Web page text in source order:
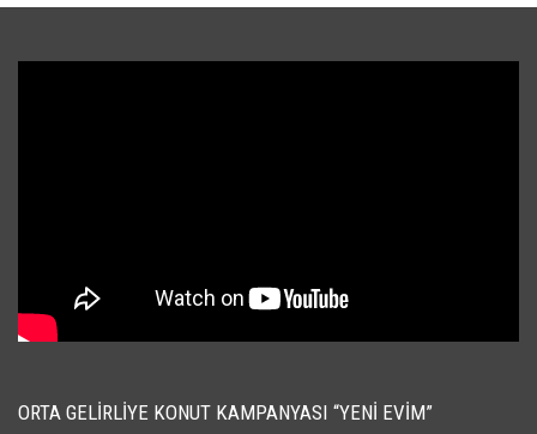
ORTA GELIRLIYE KONUT KAMPANYASI “YENI EVIM”